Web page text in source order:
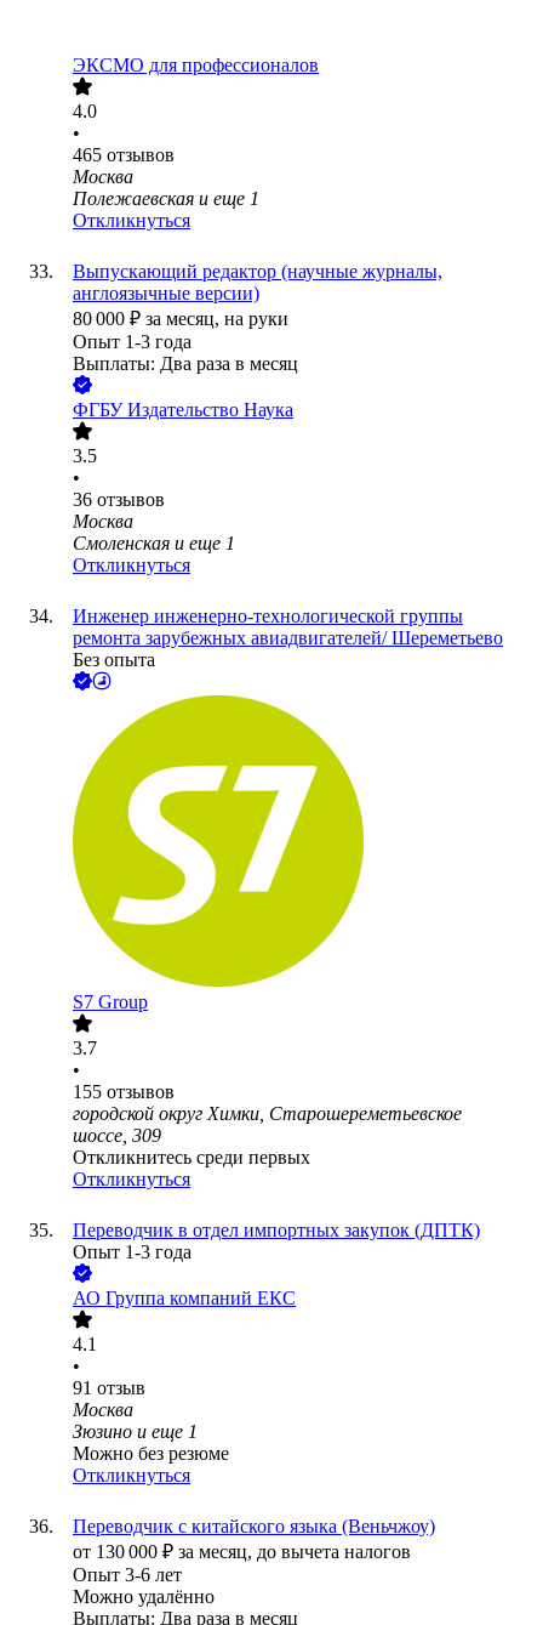
ЭКСМО для профессионалов
4.0
•
465 отзывов
Москва
Полежаевская и еще 1
Откликнуться
Выпускающий редактор (научные журналы,
англоязычные версии)
80 000 ₽ за месяц, на руки
Опыт 1-3 года
Выплаты: Два раза в месяц
ФГБУ Издательство Наука
3.5
•
36 отзывов
Москва
Смоленская и еще 1
Откликнуться
Инженер инженерно-технологической группы
ремонта зарубежных авиадвигателей/ Шереметьево
Без опыта
S7 Group
3.7
•
155 отзывов
городской округ Химки, Старошереметьевское
шоссе, 309
Откликнитесь среди первых
Откликнуться
Переводчик в отдел импортных закупок (ДПТК)
Опыт 1-3 года
АО Группа компаний ЕКС
4.1
•
91 отзыв
Москва
Зюзино и еще 1
Можно без резюме
Откликнуться
Переводчик с китайского языка (Веньчжоу)
от 130 000 ₽ за месяц, до вычета налогов
Опыт 3-6 лет
Можно удалённо
Выплаты: Два раза в месяц